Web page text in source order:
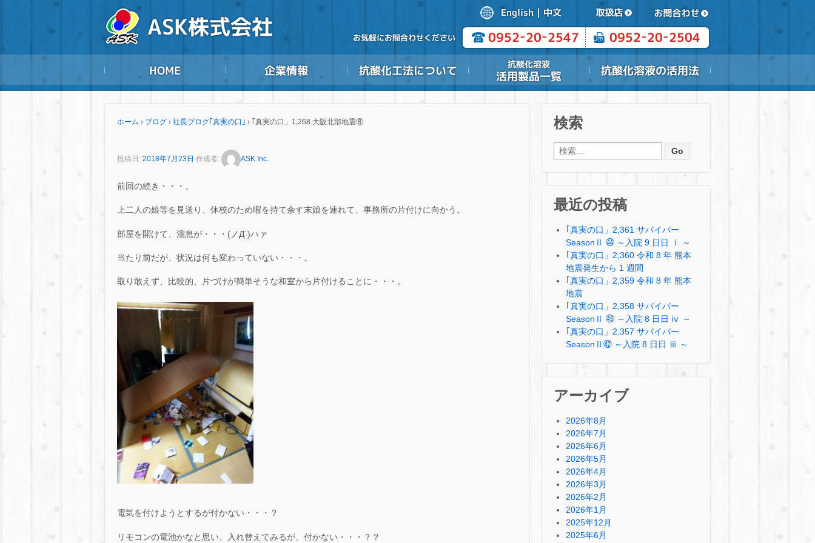
ホーム › ブログ › 社長ブログ｢真実の口｣ › ｢真実の口」1,268 大阪北部地震⑧
投稿日: 2018年7月23日 作成者: ASK Inc.
前回の続き・・・。
上二人の娘等を見送り、休校のため暇を持て余す末娘を連れて、事務所の片付けに向かう。
部屋を開けて、溜息が・・・(ノД`)ハァ
当たり前だが、状況は何も変わっていない・・・。
取り敢えず、比較的、片づけが簡単そうな和室から片付けることに・・・。
電気を付けようとするが付かない・・・？
リモコンの電池かなと思い、入れ替えてみるが、付かない・・・？？
検索
検索:
最近の投稿
｢真実の口」2,361 サバイバー
SeasonⅡ ㊹ ～入院 9 日日 ⅰ ～
｢真実の口」2,360 令和 8 年 熊本
地震発生から 1 週間
｢真実の口」2,359 令和 8 年 熊本
地震
｢真実の口」2,358 サバイバー
SeasonⅡ ㊸ ～入院 8 日日 ⅳ ～
｢真実の口」2,357 サバイバー
SeasonⅡ㊷ ～入院 8 日日 ⅲ ～
アーカイブ
2026年8月
2026年7月
2026年6月
2026年5月
2026年4月
2026年3月
2026年2月
2026年1月
2025年12月
2025年6月